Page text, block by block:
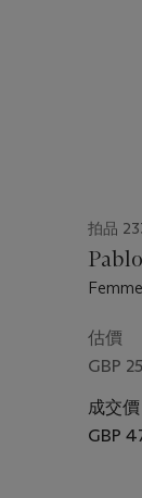
拍品
估價
GBP
成交價
GBP